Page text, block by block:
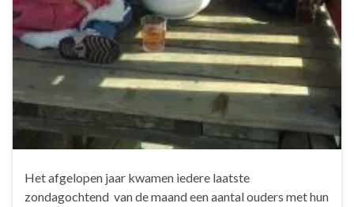
Het afgelopen jaar kwamen iedere laatste
zondagochtend van de maand een aantal ouders met hun